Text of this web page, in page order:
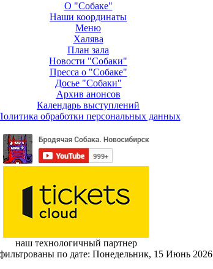
О "Собаке"
Наши координаты
Меню
Халява
План зала
Новости "Собаки"
Пресса о "Собаке"
Досье "Собаки"
Архив анонсов
Календарь выступлений
обработки персональных данных
наш технологичный партнер
по дате: Понедельник, 15 Июнь 2026